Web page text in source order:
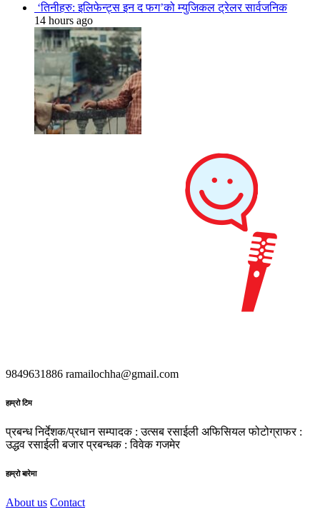
‘तिनीहरु: इलिफेन्ट्स इन द फग’को म्युजिकल ट्रेलर सार्वजनिक
14 hours ago
9849631886 ramailochha@gmail.com
हाम्रो टिम
प्रबन्ध निर्देशक/प्रधान सम्पादक : उत्सब रसाईली अफिसियल फोटोग्राफर :
उद्धव रसाईली बजार प्रबन्धक : विवेक गजमेर
हाम्रो बारेमा
About us Contact